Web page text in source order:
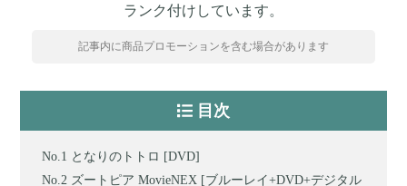
ランク付けしています。
記事内に商品プロモーションを含む場合があります
目次
となりのトトロ [DVD]
ズートピア MovieNEX [ブルーレイ+DVD+デジタル